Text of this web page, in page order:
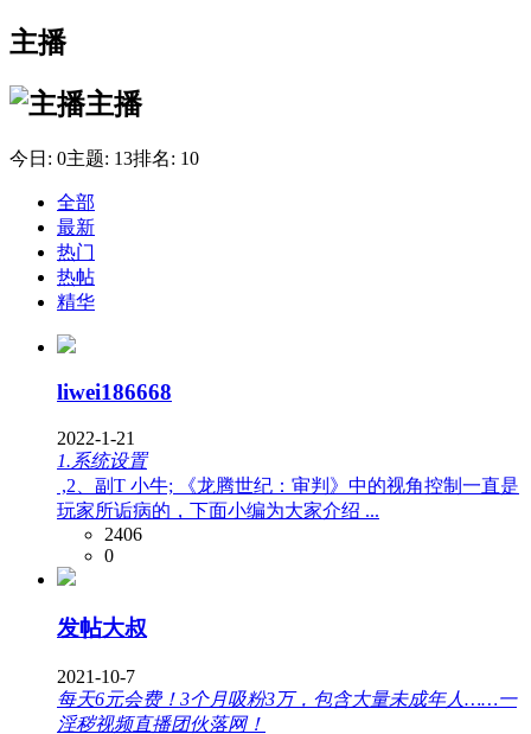
主播
主播
今日: 0主题: 13排名: 10
全部
最新
热门
热帖
精华
liwei186668
2022-1-21
1.系统设置
,2、副T 小牛; 《龙腾世纪：审判》中的视角控制一直是
玩家所诟病的，下面小编为大家介绍 ...
2406
0
发帖大叔
2021-10-7
每天6元会费！3个月吸粉3万，包含大量未成年人……一
淫秽视频直播团伙落网！